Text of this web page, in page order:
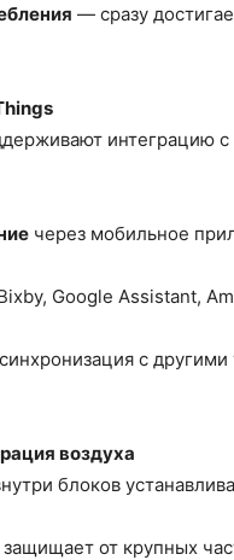
— сразу
интеграцию
через мобильное
Google Assistant,
с
воздуха
блоков
от крупных